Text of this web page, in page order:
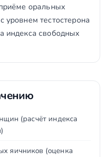
оральных
уровнем тестостерона
индекса свободных
(расчёт индекса
яичников (оценка